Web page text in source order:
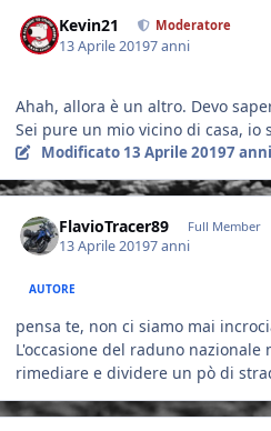
Kevin21 Moderatore
13 Aprile 20197 anni
Ahah, allora è un altro. Devo
Sei pure un mio vicino di casa, io
Modificato 13 Aprile 20197 anni
FlavioTracer89 Full Member
13 Aprile 20197 anni
AUTORE
pensa te, non ci siamo mai
L'occasione del raduno
rimediare e dividere un pò di